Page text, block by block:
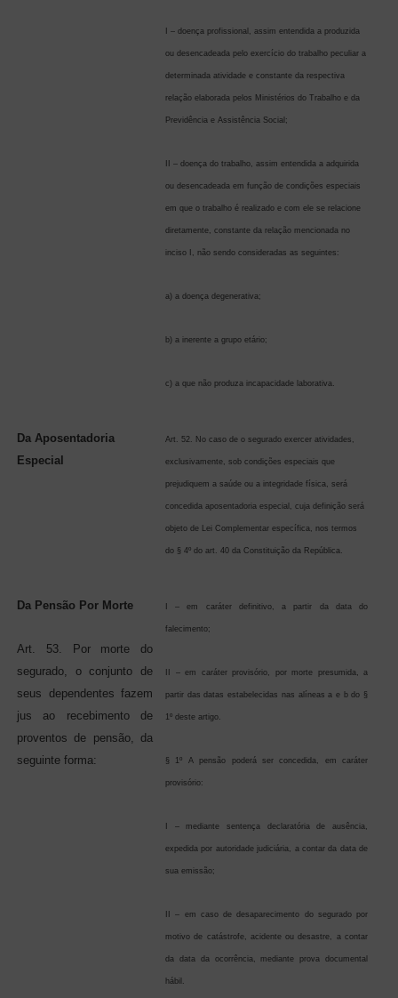
I – doença profissional, assim entendida a produzida
ou desencadeada pelo exercício do trabalho peculiar a
determinada atividade e constante da respectiva
relação elaborada pelos Ministérios do Trabalho e da
Previdência e Assistência Social;
II – doença do trabalho, assim entendida a adquirida
ou desencadeada em função de condições especiais
em que o trabalho é realizado e com ele se relacione
diretamente, constante da relação mencionada no
inciso I, não sendo consideradas as seguintes:
a) a doença degenerativa;
b) a inerente a grupo etário;
c) a que não produza incapacidade laborativa.
Da Aposentadoria
Especial
Art. 52. No caso de o segurado exercer atividades,
exclusivamente, sob condições especiais que
prejudiquem a saúde ou a integridade física, será
concedida aposentadoria especial, cuja definição será
objeto de Lei Complementar específica, nos termos
do § 4º do art. 40 da Constituição da República.
Da Pensão Por Morte
Art. 53. Por morte do
segurado, o conjunto de
seus dependentes fazem
jus ao recebimento de
proventos de pensão, da
seguinte forma:
I – em caráter definitivo, a partir da data do
falecimento;
II – em caráter provisório, por morte presumida, a
partir das datas estabelecidas nas alíneas a e b do §
1º deste artigo.
§ 1º A pensão poderá ser concedida, em caráter
provisório:
I – mediante sentença declaratória de ausência,
expedida por autoridade judiciária, a contar da data de
sua emissão;
II – em caso de desaparecimento do segurado por
motivo de catástrofe, acidente ou desastre, a contar
da data da ocorrência, mediante prova documental
hábil.